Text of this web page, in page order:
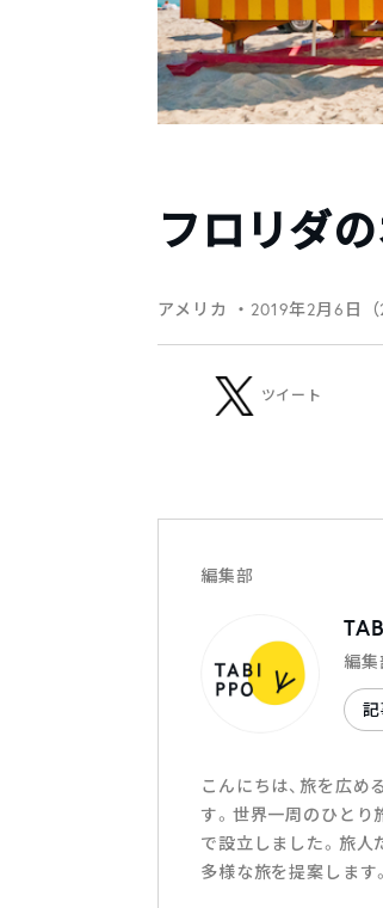
フロリダ
アメリカ ・2019年2月6日
ツイート
編集部
編集
こんにちは、旅を広め
す。世界一周のひと
で設立しました。旅人
多様な旅を提案します。